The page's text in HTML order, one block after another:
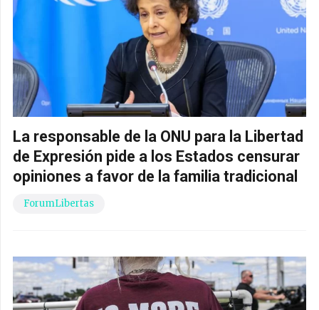
La responsable de la ONU para la Libertad
de Expresión pide a los Estados censurar
opiniones a favor de la familia tradicional
ForumLibertas